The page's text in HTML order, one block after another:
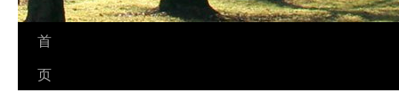
跳
至
首
页